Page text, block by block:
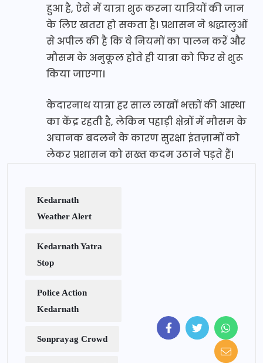
हुआ है, ऐसे में यात्रा शुरू करना यात्रियों की जान
के लिए खतरा हो सकता है। प्रशासन ने श्रद्धालुओं
से अपील की है कि वे नियमों का पालन करें और
मौसम के अनुकूल होते ही यात्रा को फिर से शुरू
किया जाएगा।
केदारनाथ यात्रा हर साल लाखों भक्तों की आस्था
का केंद्र रहती है, लेकिन पहाड़ी क्षेत्रों में मौसम के
अचानक बदलने के कारण सुरक्षा इंतज़ामों को
लेकर प्रशासन को सख्त कदम उठाने पड़ते हैं।
Kedarnath
Weather Alert
Kedarnath Yatra
Stop
Police Action
Kedarnath
Sonprayag Crowd